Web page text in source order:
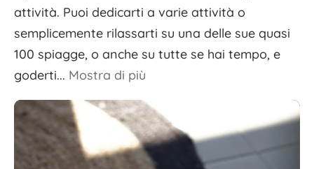
attività. Puoi dedicarti a varie attività o
semplicemente rilassarti su una delle sue quasi
100 spiagge, o anche su tutte se hai tempo, e
goderti... Mostra di più